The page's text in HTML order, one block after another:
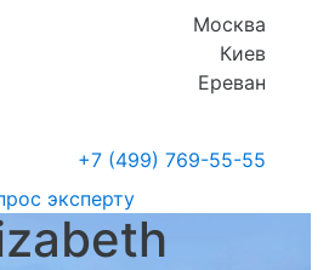
Москва
Киев
Ереван
+7 (499) 769-55-55
эксперту